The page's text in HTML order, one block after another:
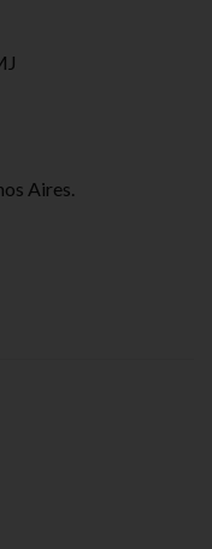
Aires.